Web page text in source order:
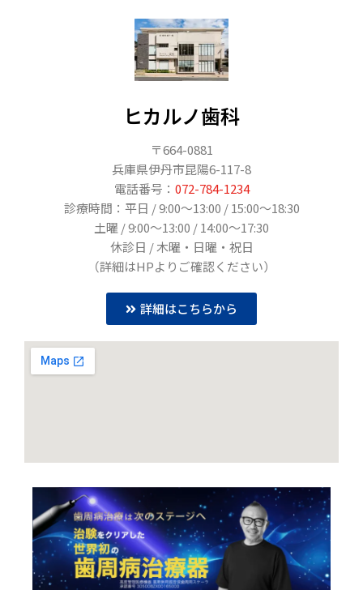
ヒカルノ歯科
〒664-0881
兵庫県伊丹市昆陽6-117-8
電話番号： 072-784-1234
診療時間：平日 / 9:00〜13:00 / 15:00〜18:30
土曜 / 9:00～13:00 / 14:00～17:30
休診日 / 木曜・日曜・祝日
（詳細はHPよりご確認ください）
詳細はこちらから